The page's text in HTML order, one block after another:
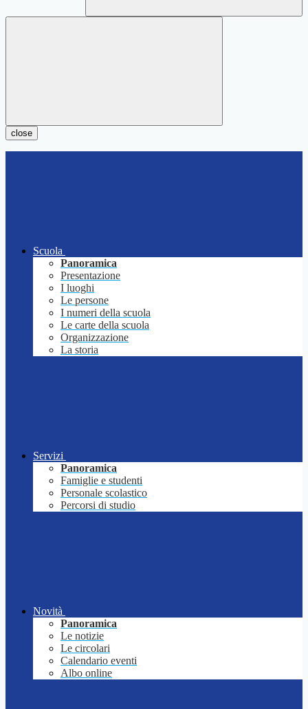
close
Scuola
Panoramica
Presentazione
I luoghi
Le persone
I numeri della scuola
Le carte della scuola
Organizzazione
La storia
Servizi
Panoramica
Famiglie e studenti
Personale scolastico
Percorsi di studio
Novità
Panoramica
Le notizie
Le circolari
Calendario eventi
Albo online